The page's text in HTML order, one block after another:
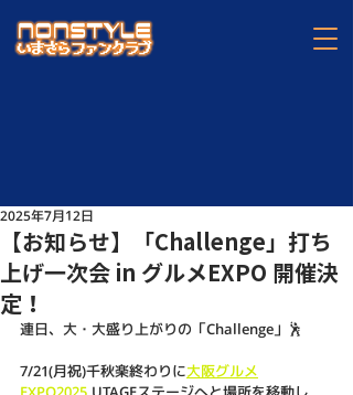
【お知らせ】「Challenge」打ち
上げ一次会 in グルメEXPO 開催決
定！
2025年7月12日
連日、大・大盛り上がりの「Challenge」🕺
7/21(月祝)千秋楽終わりに大阪グルメ